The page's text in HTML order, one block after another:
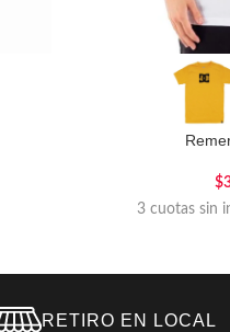
$
3 cuotas sin
RETIRO EN LOCAL